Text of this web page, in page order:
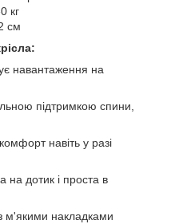
кг
см
навантаження на
підтримкою спини,
навіть у разі
дотик і проста в
м'якими накладками